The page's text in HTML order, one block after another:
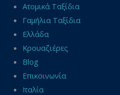
Ατομικά Ταξίδια
Γαμήλια Ταξίδια
Ελλάδα
Κρουαζιέρες
Blog
Επικοινωνία
Ιταλία